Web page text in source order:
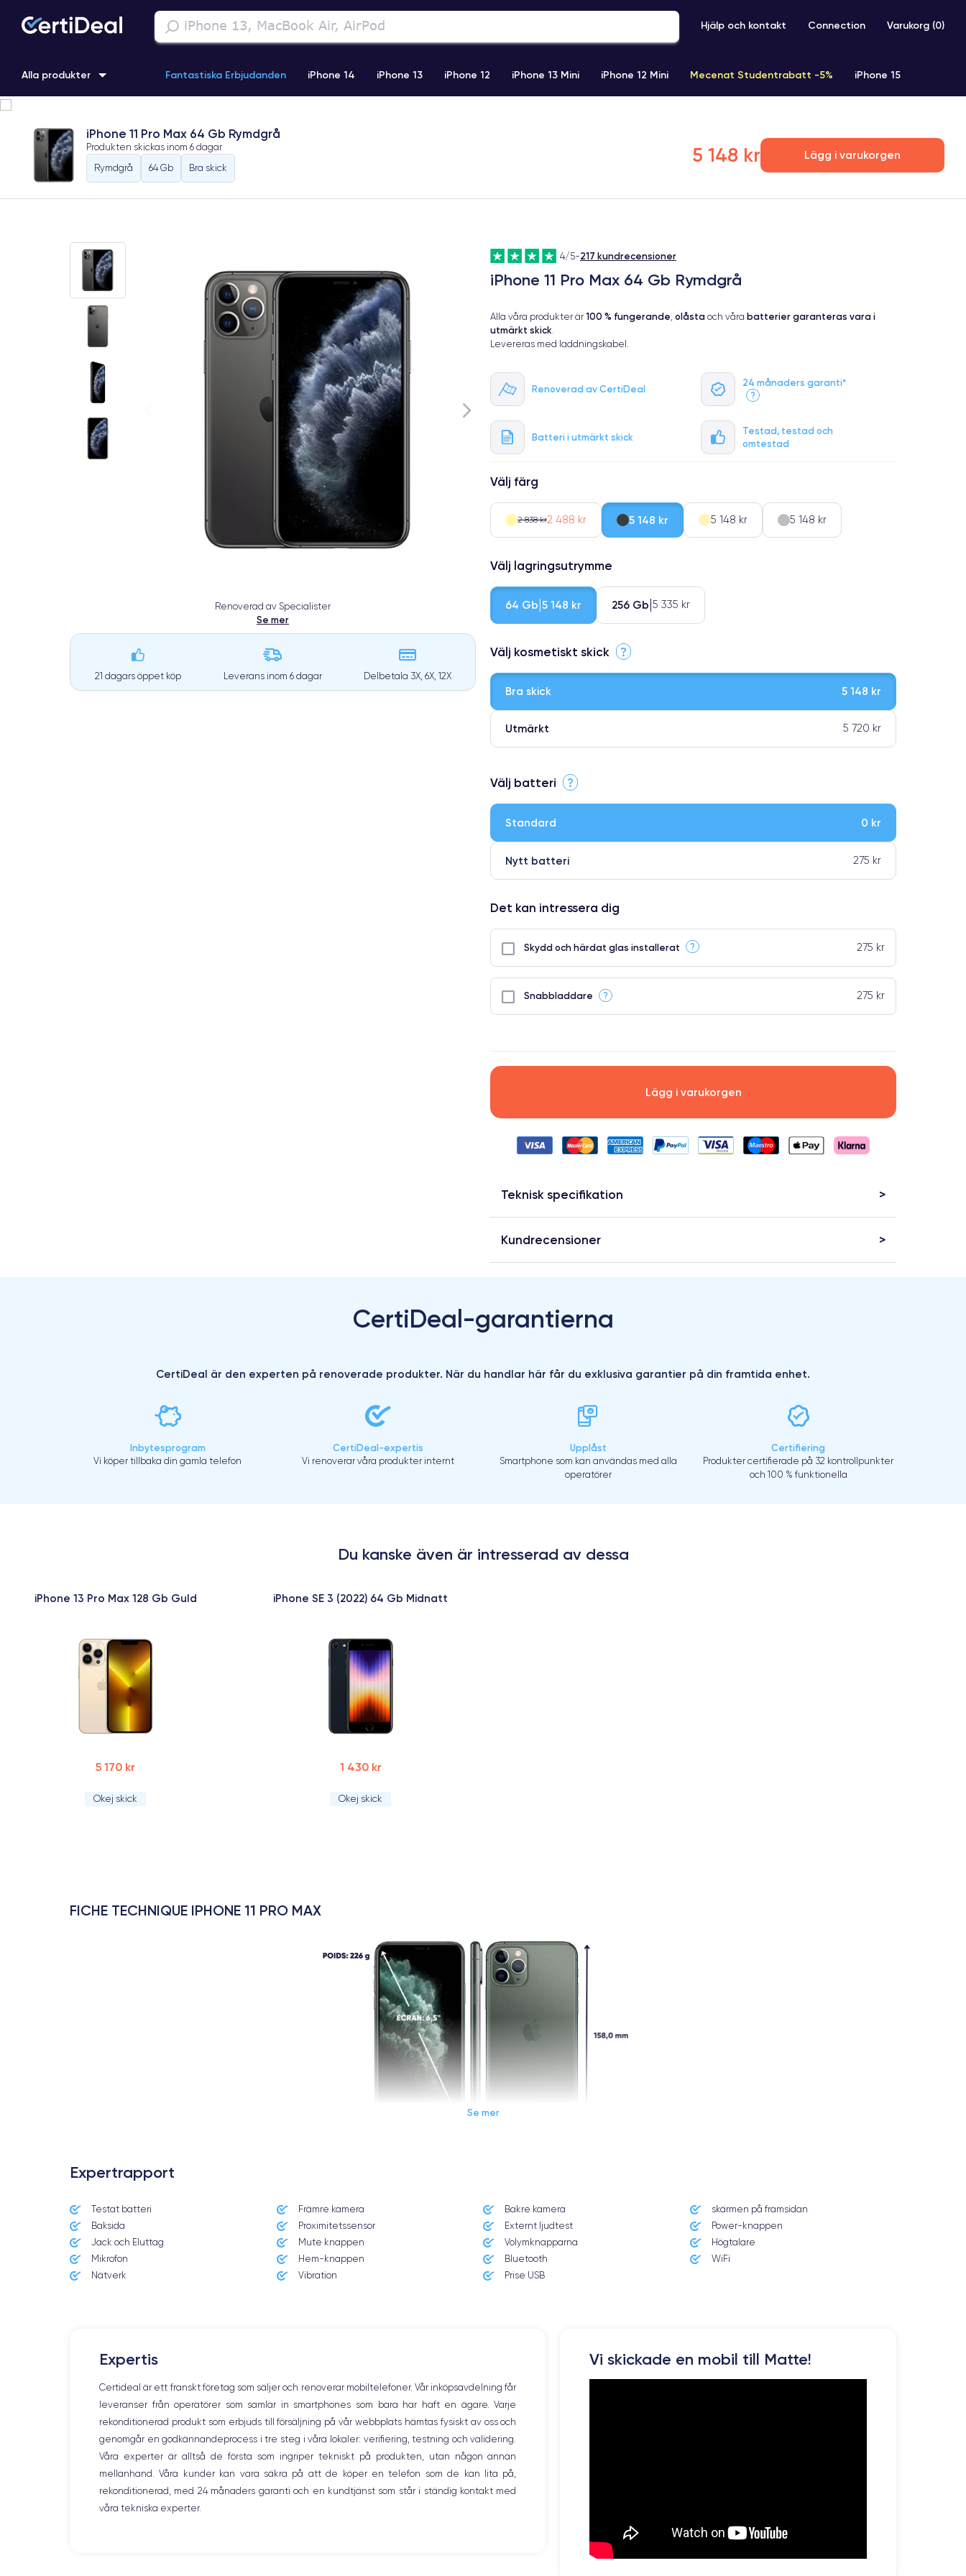
Hjälp och kontakt Connection Varukorg (0)
Alla produkter Fantastiska Erbjudanden iPhone 14 iPhone 13 iPhone 12 iPhone 13 Mini iPhone 12 Mini Mecenat Studentrabatt -5% iPhone 15
iPhone 11 Pro iPhone 15 Pro
iPhone 11 Pro Max 64 Gb Rymdgrå
Produkten skickas inom 6 dagar
Rymdgrå
64 Gb Bra skick
5 148 kr Lägg i varukorgen
Renoverad av Specialister
Se mer
21 dagars öppet köp Leverans inom 6 dagar Delbetala 3X, 6X, 12X
4/5-217 kundrecensioner
iPhone 11 Pro Max 64 Gb Rymdgrå
Alla våra produkter är 100 % fungerande olåsta och våra batterier garanteras vara i
utmärkt skick
Levereras med laddningskabel.
Renoverad av CertiDeal
24 månaders garanti*
?
Batteri i utmärkt skick
Testad, testad och
omtestad
Välj färg
2 838 kr2 488 kr 5 148 kr 5 148 kr 5 148 kr
Välj lagringsutrymme
64 Gb 5 148 kr 256 Gb 5 335 kr
Välj kosmetiskt skick ?
Bra skick 5 148 kr
Utmärkt 5 720 kr
⭐ Premium
Välj batteri ?
Standard 0 kr
Nytt batteri 275 kr
Det kan intressera dig
Skydd och härdat glas installerat ? 275 kr
Snabbladdare ? 275 kr
Lägg i varukorgen
Teknisk specifikation
Kundrecensioner
CertiDeal-garantierna
CertiDeal är den experten på renoverade produkter. När du handlar här får du exklusiva garantier på din framtida enhet.
Inbytesprogram
Vi köper tillbaka din gamla telefon
CertiDeal-expertis
Vi renoverar våra produkter internt
Upplåst
Smartphone som kan användas med alla
operatörer
Certifiering
Produkter certifierade på 32 kontrollpunkter
och 100 % funktionella
Du kanske även är intresserad av dessa
iPhone 13 Pro Max 128 Gb Guld
5 170 kr
Okej skick
iPhone SE 3 (2022) 64 Gb Midnatt
1 430 kr
Okej skick
FICHE TECHNIQUE IPHONE 11 PRO MAX
Date de sortie
10/09/2019
Système exploitation
iOS (iOS 13)
Dimensions
158×77.8×8.1 mm
Poids
226 g
Puce A13 Bionic
Nombre de cœurs
6
Nom GPU
GPU 4 cœurs
Fréq. processeur
2.65 GHz
Caméra Caméra Frontale
Se mer
Expertrapport
Testat batteri Främre kamera Bakre kamera
skärmen på framsidan
Baksida
Proximitetssensor Externt ljudtest
Power-knappen
Jack och Eluttag
Mute knappen Volymknapparna
Högtalare
Mikrofon
Hem-knappen Bluetooth
WiFi
Nätverk
Vibration Prise USB
Expertis
Certideal är ett franskt företag som säljer och renoverar mobiltelefoner. Vår inköpsavdelning får
leveranser från operatörer som samlar in smartphones som bara har haft en ägare. Varje
rekonditionerad produkt som erbjuds till försäljning på vår webbplats hämtas fysiskt av oss och
genomgår en godkännandeprocess i tre steg i våra lokaler: verifiering, testning och validering.
Våra experter är alltså de första som ingriper tekniskt på produkten, utan någon annan
mellanhand. Våra kunder kan vara säkra på att de köper en telefon som de kan lita på,
rekonditionerad, med 24 månaders garanti och en kundtjänst som står i ständig kontakt med
våra tekniska experter.
Vi skickade en mobil till Matte!